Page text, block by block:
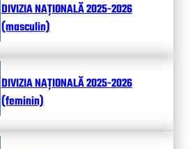
DIVIZIA NAȚIONALĂ 2025-2026
(masculin)
DIVIZIA NAȚIONALĂ 2025-2026
(feminin)